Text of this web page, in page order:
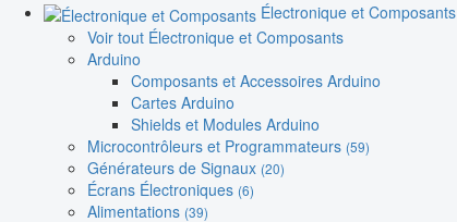
Électronique et Composants
Voir tout Électronique et Composants
Arduino
Composants et Accessoires Arduino
Cartes Arduino
Shields et Modules Arduino
Microcontrôleurs et Programmateurs (59)
Générateurs de Signaux (20)
Écrans Électroniques (6)
Alimentations (39)